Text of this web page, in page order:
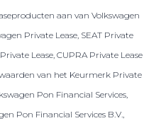
aan van Volkswagen
Private Lease, SEAT Private
Lease, CUPRA Private Lease
van het Keurmerk Private
Pon Financial Services,
Pon Financial Services B.V.,